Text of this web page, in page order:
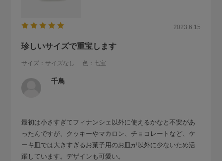
2023.6.15
珍しいサイズで重宝します
サイズ：サイズなし 色：七宝
千鳥
最初は小さすぎてフィナンシェ以外に使えるかなと不安があ
ったんですが、クッキーやマカロン、チョコレートなど、ケ
ーキ皿では大きすぎるお菓子用のお皿が以外に少ないため活
躍しています。デザインも可愛い。